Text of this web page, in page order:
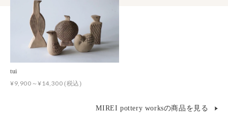
tui
¥9,900～¥14,300 (税込)
MIREI pottery worksの商品を見る